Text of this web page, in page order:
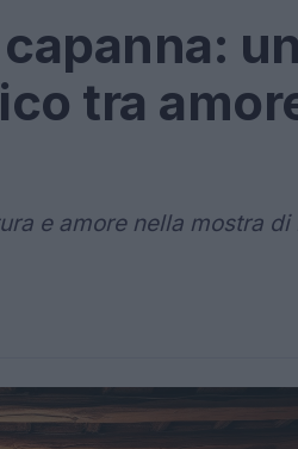
un
tra
e amore nella mostra di